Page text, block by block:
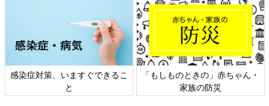
（1）検査で排卵日を予測する
排卵は卵胞が直径20mm前後に成長したころに起こるため、女性
は超音波検査を数回受けます。卵胞の大きさを基に、さらに尿中
LHホルモンを検出する排卵検査キットを併用して医師が排卵日
を特定。セックスのタイミングが指導されます。
（2）排卵の有無と状態を確認する
感染症対策、いますぐできるこ
と
「もしものときの」赤ちゃん・
家族の防災